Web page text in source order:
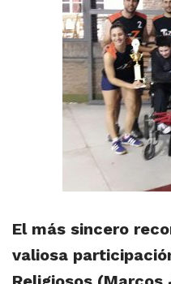
El más sincero
valiosa